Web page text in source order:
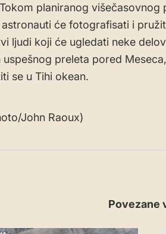
planiranog višečasovnog
će fotografisati i
ljudi koji će ugledati neke
uspešnog preleta pored
se u Tihi okean.
John Raoux)
Povezane